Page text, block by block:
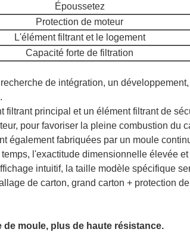
Époussetez
Protection de moteur
L'élément filtrant et le logement
Capacité forte de filtration
de intégration, un
filtrant principal et un élément filtrant de
pour favoriser la pleine combustion du
également fabriquées par un moule
l'exactitude dimensionnelle élevée
intuitif, la taille modèle spécifique
de carton, grand carton + protection
moule, plus de haute résistance.